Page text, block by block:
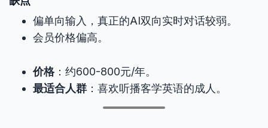
偏单向输入，真正的AI双向实时对话较弱。
会员价格偏高。
价格：约600-800元/年。
最适合人群 ：喜欢听播客学英语的成人。